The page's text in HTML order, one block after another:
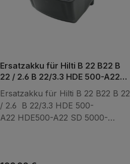
Ersatzakku für Hilti B 22 B22 B
22 / 2.6 B 22/3.3 HDE 500-A22
SD 5000-A22 SFC 22-A SID 22-A
SIW 22-
Ersatzakku für Hilti B 22 B22 B 22
/ 2.6 B 22/3.3 HDE 500-
A22 HDE500-A22 SD 5000-